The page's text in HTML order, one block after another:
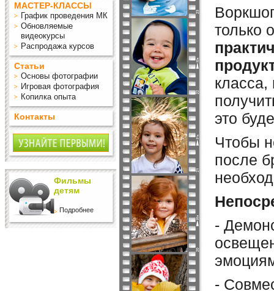
МАСТЕР-КЛАССЫ
График проведения МК
Обновляемые
видеокурсы
Распродажа курсов
Статьи
Основы фотографии
Игровая фотография
Копилка опыта
Контакты
Фильмы
детям
Подробнее
только
класса,
это
Чтобы
после
-
-